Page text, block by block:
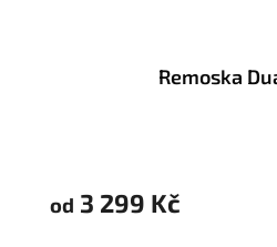
Remoska
od 3 299 Kč